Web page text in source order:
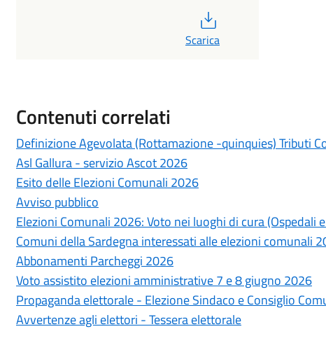
Scarica
Contenuti correlati
Definizione Agevolata (Rottamazione -quinquies) Tributi
Asl Gallura - servizio Ascot 2026
Esito delle Elezioni Comunali 2026
Avviso pubblico
Elezioni Comunali 2026: Voto nei luoghi di cura (Ospedali
Comuni della Sardegna interessati alle elezioni comunali
Abbonamenti Parcheggi 2026
Voto assistito elezioni amministrative 7 e 8 giugno 2026
Propaganda elettorale - Elezione Sindaco e Consiglio
Avvertenze agli elettori - Tessera elettorale